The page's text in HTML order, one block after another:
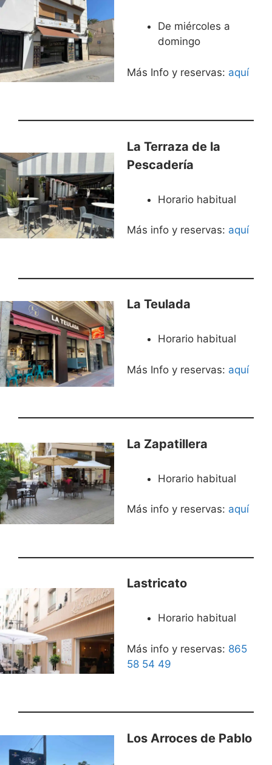
De miércoles a
domingo
Más Info y reservas: aquí
La Terraza de la
Pescadería
Horario habitual
Más info y reservas: aquí
La Teulada
Horario habitual
Más Info y reservas: aquí
La Zapatillera
Horario habitual
Más info y reservas: aquí
Lastricato
Horario habitual
Más info y reservas: 865
58 54 49
Los Arroces de Pablo